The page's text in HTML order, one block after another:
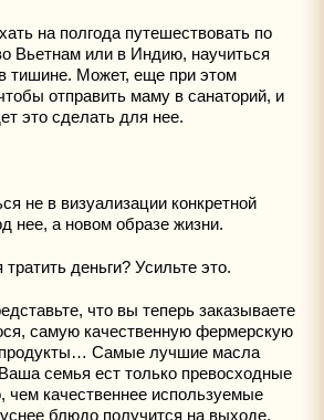
на полгода путешествовать по
Вьетнам или в Индию, научиться
тишине. Может, еще при этом
отправить маму в санаторий, и
это сделать для нее.
не в визуализации конкретной
нее, а новом образе жизни.
деньги? Усильте это.
что вы теперь заказываете
самую качественную фермерскую
Самые лучшие масла
семья ест только превосходные
чем качественнее используемые
блюдо получится на выходе.